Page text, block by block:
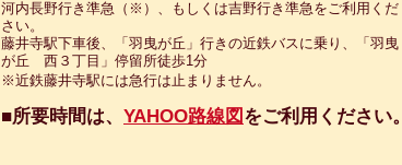
河内長野行き準急（※）、もしくは吉野行き準急をご利用くだ
さい。
藤井寺駅下車後、「羽曳が丘」行きの近鉄バスに乗り、「羽曳
が丘 西３丁目」停留所徒歩1分
※近鉄藤井寺駅には急行は止まりません。
■所要時間は、 YAHOO路線図 をご利用ください。